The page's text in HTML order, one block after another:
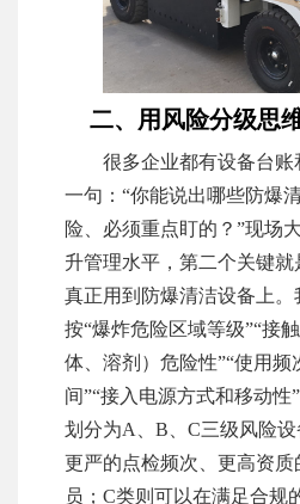
二、用风险分级思
很多企业都有设备台账
一句：“你能说出哪些防爆
险、必须重点盯的？”现场
升管理水平，第二个关键
真正用到防爆清洁设备上
按“爆炸危险区域等级”“接
体、溶剂）危险性”“使用频
间”“接入电源方式和移动性
划分为A、B、C三级风险
更严的点检频次、更高资质
员；C类则可以在满足合规